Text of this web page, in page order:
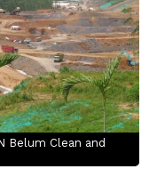
Belum Clean and